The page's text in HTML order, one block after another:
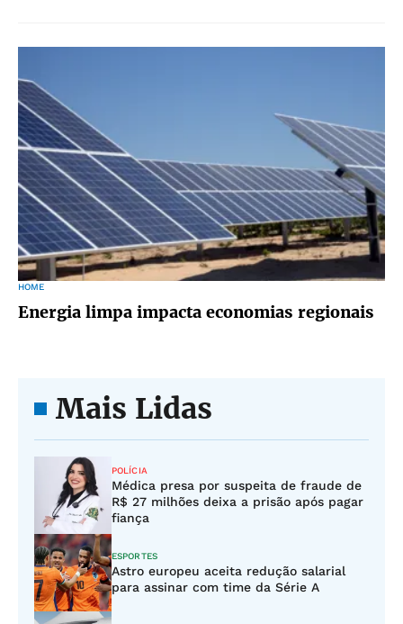
HOME
Energia limpa impacta economias regionais
Mais Lidas
POLÍCIA
Médica presa por suspeita de fraude de
R$ 27 milhões deixa a prisão após pagar
fiança
ESPORTES
Astro europeu aceita redução salarial
para assinar com time da Série A